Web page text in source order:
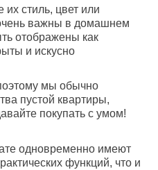
стиль, цвет или
важны в домашнем
отображены как
и искусно
мы обычно
пустой квартиры,
покупать с умом!
одновременно имеют
функций, что и